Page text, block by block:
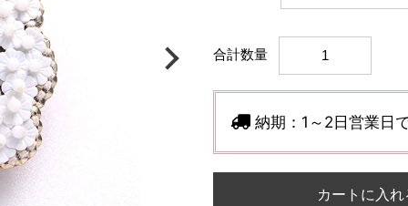
合計数量
納期： 1～2日営業日
カートに入れ